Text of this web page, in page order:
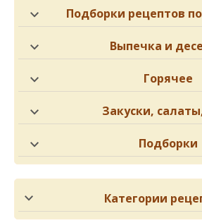
Подборки рецептов
Выпечка и
Горячее
Закуски,
Подборки
Категории